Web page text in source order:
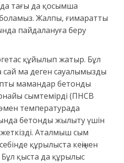
тағы да қосымша
Жалпы, ғимаратты
пайдалануға беру
құйылып жатыр. Бұл
ма деген сауалымызды
мамандар бетонды
сымтемірді (ПНСВ
температурада
бетонды жылыту үшін
Аталмыш сым
құрылыста кеңінен
қыста да құрылыс